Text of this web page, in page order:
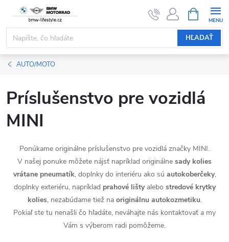
obsah
HĽADAŤ
KOŠÍK
AUTO/MOTO
Príslušenstvo pre vozidlá
MINI
Ponúkame originálne príslušenstvo pre vozidlá značky MINI.
V našej ponuke môžete nájsť napríklad originálne sady kolies
vrátane pneumatík, doplnky do interiéru ako sú autokoberčeky,
doplnky exteriéru, napríklad prahové lištyalebo stredové krytky
kolies, nezabúdame tiež na originálnu autokozmetiku.
Pokiaľ ste tu nenašli čo hľadáte, neváhajte nás kontaktovať a my
Vám s výberom radi pomôžeme.